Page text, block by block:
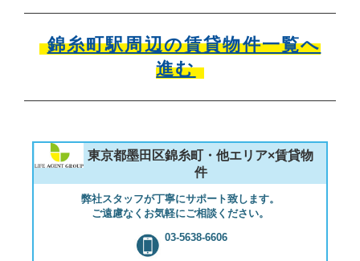
錦糸町駅周辺の賃貸物件一覧へ
進む
東京都墨田区錦糸町・他エリア×賃貸物
件
弊社スタッフが丁寧にサポート致します。
ご遠慮なくお気軽にご相談ください。
03-5638-6606